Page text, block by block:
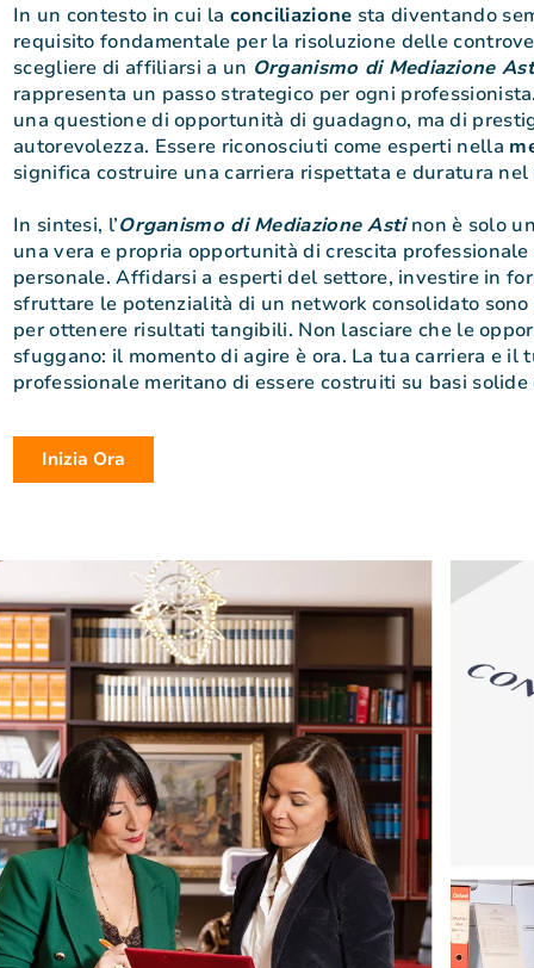
In un contesto in cui la conciliazione sta diventando
requisito fondamentale per la risoluzione delle
scegliere di affiliarsi a un Organismo di Mediazione
rappresenta un passo strategico per ogni
una questione di opportunità di guadagno, ma di
autorevolezza. Essere riconosciuti come esperti nella
significa costruire una carriera rispettata e duratura nel
In sintesi, l’Organismo di Mediazione Astinon è solo
una vera e propria opportunità di crescita professionale
personale. Affidarsi a esperti del settore, investire in
sfruttare le potenzialità di un network consolidato sono
per ottenere risultati tangibili. Non lasciare che le
sfuggano: il momento di agire è ora. La tua carriera e il
professionale meritano di essere costruiti su basi
Inizia Ora